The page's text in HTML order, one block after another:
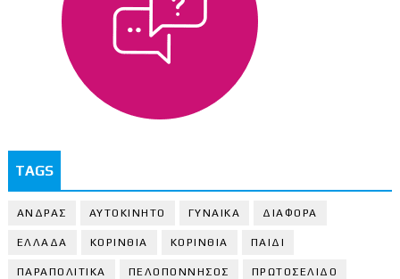
TAGS
ΑΝΔΡΑΣ ΑΥΤΟΚΙΝΗΤΟ ΓΥΝΑΙΚΑ ΔΙΑΦΟΡΑ
ΕΛΛΑΔΑ ΚΟΡΙΝΘΙΑ ΚΟΡΙΝΘΙA ΠΑΙΔΙ
ΠΑΡΑΠΟΛΙΤΙΚΑ ΠΕΛΟΠΟΝΝΗΣΟΣ ΠΡΩΤΟΣΕΛΙΔΟ